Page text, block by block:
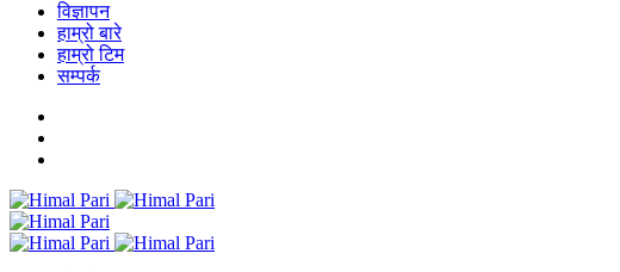
विज्ञापन
हाम्रो बारे
हाम्रो टिम
सम्पर्क